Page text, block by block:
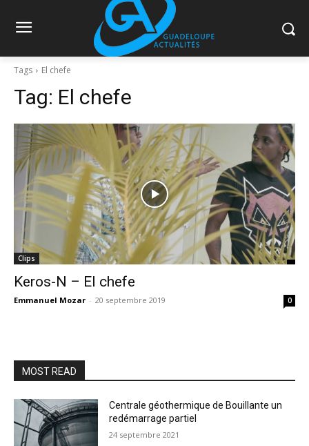
Tags El chefe
Tag: El chefe
Clips
Keros-N – El chefe
Emmanuel Mozar - 20 septembre 2019 0
MOST READ
Centrale géothermique de Bouillante un
redémarrage partiel
24 septembre 2021